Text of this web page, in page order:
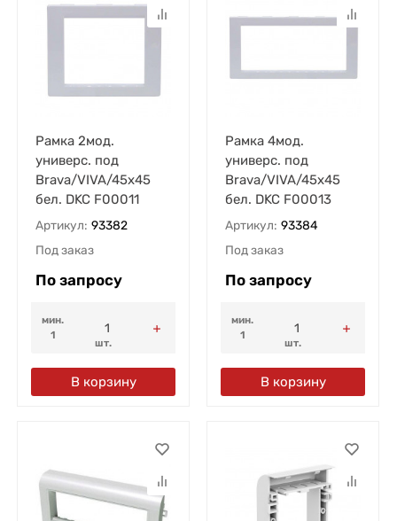
Рамка 2мод.
универс. под
Brava/VIVA/45х45
бел. DKC F00011
Артикул: 93382
Под заказ
По запросу
мин.
1
шт.
В корзину
Рамка 4мод.
универс. под
Brava/VIVA/45х45
бел. DKC F00013
Артикул: 93384
Под заказ
По запросу
мин.
1
шт.
В корзину